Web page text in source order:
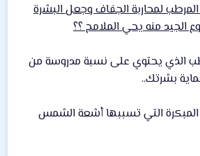
لمحاربة الجفاف وجعل البشرة
الجيد منه يحي الملامح ؟؟
الذي يحتوي على نسبة مدروسة من
بشرتك..
التي تسببها أشعة الشمس